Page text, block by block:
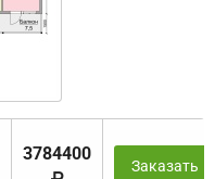
3784400
Заказать